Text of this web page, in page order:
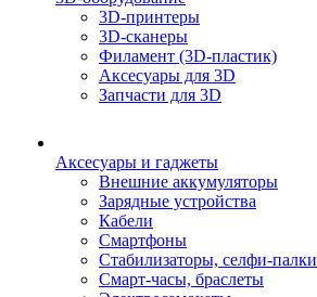
3D-принтеры
3D-сканеры
Филамент (3D-пластик)
Аксесуары для 3D
Запчасти для 3D
Аксесуары и гаджеты
Внешние аккумуляторы
Зарядные устройства
Кабели
Смартфоны
Стабилизаторы, селфи-палки
Смарт-часы, браслеты